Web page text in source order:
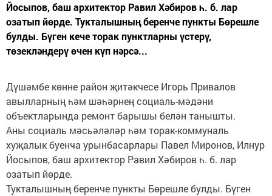
Йосыпов, баш архитектор Равил Хәбиров һ. б. лар
озатып йөрде. Тукталышның беренче пункты Бөрешле
булды. Бүген кече торак пунктларны үстерү,
төзекләндерү өчен күп нәрсә...
Дүшәмбе көнне район җитәкчесе Игорь Привалов
авылларның һәм шәһәрнең социаль-мәдәни
объектларында ремонт барышы белән танышты.
Аны социаль мәсьәләләр һәм торак-коммуналь
хуҗалык буенча урынбасарлары Павел Миронов, Илнур
Йосыпов, баш архитектор Равил Хәбиров һ. б. лар
озатып йөрде.
Тукталышның беренче пункты Бөрешле булды. Бүген